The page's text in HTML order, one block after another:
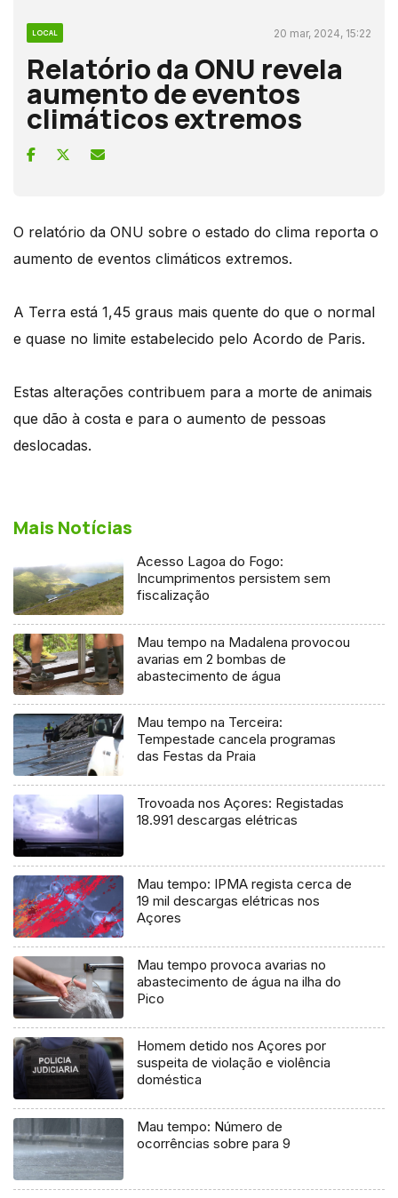
LOCAL 20 mar, 2024, 15:22
Relatório da ONU revela
aumento de eventos
climáticos extremos
O relatório da ONU sobre o estado do clima reporta o
aumento de eventos climáticos extremos.
A Terra está 1,45 graus mais quente do que o normal
e quase no limite estabelecido pelo Acordo de Paris.
Estas alterações contribuem para a morte de animais
que dão à costa e para o aumento de pessoas
deslocadas.
Mais Notícias
Acesso Lagoa do Fogo:
Incumprimentos persistem sem
fiscalização
Mau tempo na Madalena provocou
avarias em 2 bombas de
abastecimento de água
Mau tempo na Terceira:
Tempestade cancela programas
das Festas da Praia
Trovoada nos Açores: Registadas
18.991 descargas elétricas
Mau tempo: IPMA regista cerca de
19 mil descargas elétricas nos
Açores
Mau tempo provoca avarias no
abastecimento de água na ilha do
Pico
Homem detido nos Açores por
suspeita de violação e violência
doméstica
Mau tempo: Número de
ocorrências sobre para 9